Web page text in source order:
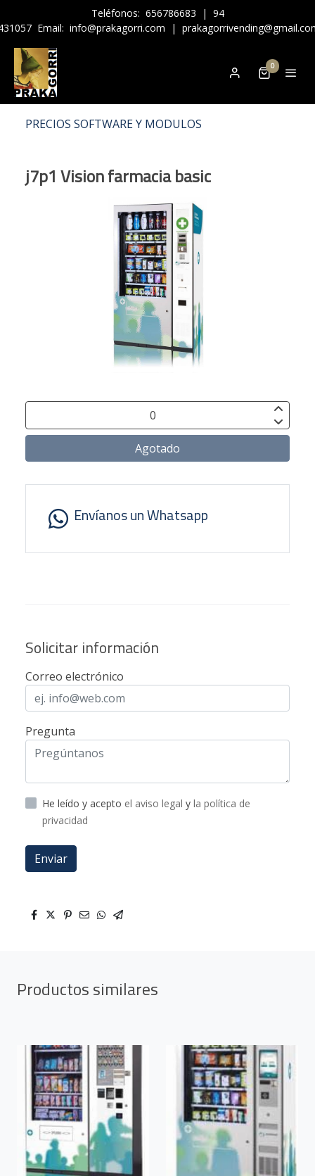
Teléfonos: 656786683 | 94
Email: info@prakagorri.com |
0
PRECIOS SOFTWARE Y MODULOS
j7p1 Vision farmacia basic
Agotado
Envíanos un Whatsapp
Solicitar información
Correo electrónico
Pregunta
He leído y acepto el aviso legal y la política de
privacidad
Enviar
Productos similares